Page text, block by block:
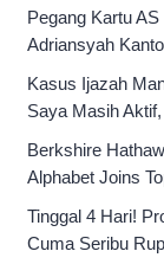
Pegang Kartu
Adriansyah
Kasus Ijazah
Saya Masih
Berkshire
Alphabet Joins
Tinggal 4 Hari!
Cuma Seribu